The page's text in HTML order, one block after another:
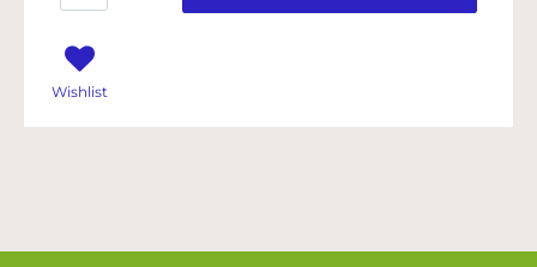
Wishlist